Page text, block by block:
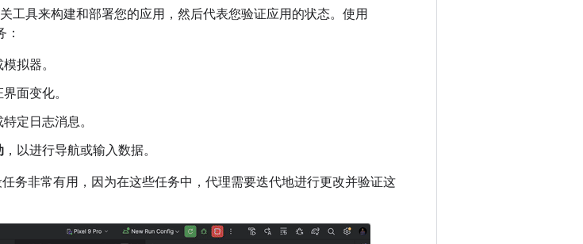
工具来构建和部署您的应用，然后代表您验证应用的状态。使用
拟器。
面变化。
定日志消息。
，以进行导航或输入数据。
务非常有用，因为在这些任务中，代理需要迭代地进行更改并验证这